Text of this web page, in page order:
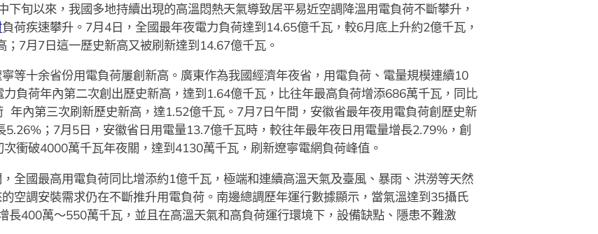
旬以來，我國多地持續出現的高溫悶熱天氣導致居平易近空調降溫用電負荷不斷攀升，
負荷疾速攀升。7月4日，全國最年夜電力負荷達到14.65億千瓦，較6月底上升約2億千瓦，
7月7日這一歷史新高又被刷新達到14.67億千瓦。
等十余省份用電負荷屢創新高。廣東作為我國經濟年夜省，用電負荷、電量規模連續10
負荷年內第二次創出歷史新高，達到1.64億千瓦，比往年最高負荷增添686萬千瓦，同比
內第三次刷新歷史新高，達1.52億千瓦。7月7日午間，安徽省最年夜用電負荷創歷史新
；7月5日，安徽省日用電量13.7億千瓦時，較往年最年夜日用電量增長2.79%，創
衝破4000萬千瓦年夜關，達到4130萬千瓦，刷新遼寧電網負荷峰值。
全國最高用電負荷同比增添約1億千瓦，極端和連續高溫天氣及臺風、暴雨、洪澇等天然
空調安裝需求仍在不斷推升用電負荷。南邊總調歷年運行數據顯示，當氣溫達到35攝氏
長400萬～550萬千瓦，並且在高溫天氣和高負荷運行環境下，設備缺點、隱患不難激